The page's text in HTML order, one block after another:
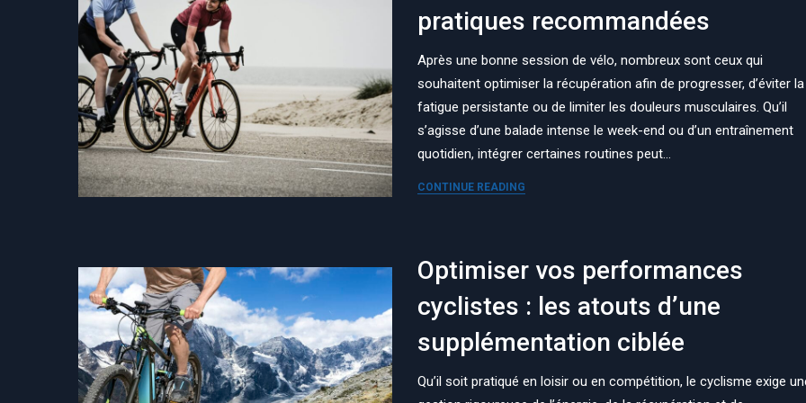
pratiques recommandées
Après une bonne session de vélo, nombreux sont ceux qui
souhaitent optimiser la récupération afin de progresser, d’éviter la
fatigue persistante ou de limiter les douleurs musculaires. Qu’il
s’agisse d’une balade intense le week-end ou d’un entraînement
quotidien, intégrer certaines routines peut…
CONTINUE READING
Optimiser vos performances
cyclistes : les atouts d’une
supplémentation ciblée
Qu’il soit pratiqué en loisir ou en compétition, le cyclisme exige